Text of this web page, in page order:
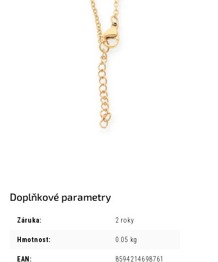
Doplňkové parametry
Záruka: 2 roky
Hmotnost: 0.05 kg
EAN : 8594214698761